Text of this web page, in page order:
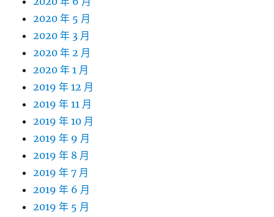
2020 年 5 月
2020 年 3 月
2020 年 2 月
2020 年 1 月
2019 年 12 月
2019 年 11 月
2019 年 10 月
2019 年 9 月
2019 年 8 月
2019 年 7 月
2019 年 6 月
2019 年 5 月